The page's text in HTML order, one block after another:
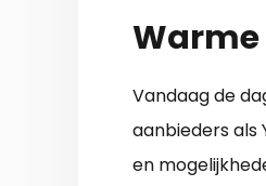
Vandaag de
aanbieders als
en